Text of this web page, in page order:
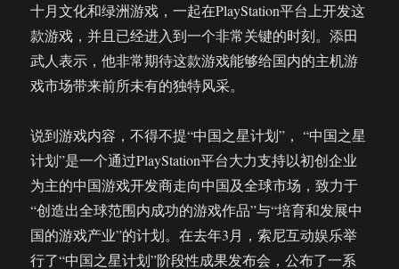
十月文化和绿洲游戏，一起在PlayStation平台上开发这
款游戏，并且已经进入到一个非常关键的时刻。添田
武人表示，他非常期待这款游戏能够给国内的主机游
戏市场带来前所未有的独特风采。
说到游戏内容，不得不提“中国之星计划”， “中国之星
计划”是一个通过PlayStation平台大力支持以初创企业
为主的中国游戏开发商走向中国及全球市场，致力于
“创造出全球范围内成功的游戏作品”与“培育和发展中
国的游戏产业”的计划。在去年3月，索尼互动娱乐举
行了“中国之星计划”阶段性成果发布会，公布了一系